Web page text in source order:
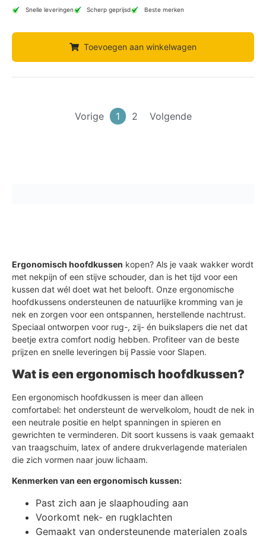
Snelle leveringen Scherp geprijsd Beste merken
Toevoegen aan winkelwagen
Vorige 1 2 Volgende
Ergonomisch hoofdkussen kopen? Als je vaak wakker wordt
met nekpijn of een stijve schouder, dan is het tijd voor een
kussen dat wél doet wat het belooft. Onze ergonomische
hoofdkussens ondersteunen de natuurlijke kromming van je
nek en zorgen voor een ontspannen, herstellende nachtrust.
Speciaal ontworpen voor rug-, zij- én buikslapers die net dat
beetje extra comfort nodig hebben. Profiteer van de beste
prijzen en snelle leveringen bij Passie voor Slapen.
Wat is een ergonomisch hoofdkussen?
Een ergonomisch hoofdkussen is meer dan alleen
comfortabel: het ondersteunt de wervelkolom, houdt de nek in
een neutrale positie en helpt spanningen in spieren en
gewrichten te verminderen. Dit soort kussens is vaak gemaakt
van traagschuim, latex of andere drukverlagende materialen
die zich vormen naar jouw lichaam.
Kenmerken van een ergonomisch kussen:
Past zich aan je slaaphouding aan
Voorkomt nek- en rugklachten
Gemaakt van ondersteunende materialen zoals